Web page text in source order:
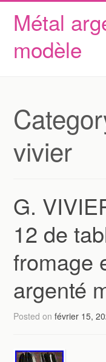
Métal
modèle
Skip to content
Accueil
Conditions d’utilisation
vivier
G.
12 de
fromage
argenté
Posted onfévrier 15,